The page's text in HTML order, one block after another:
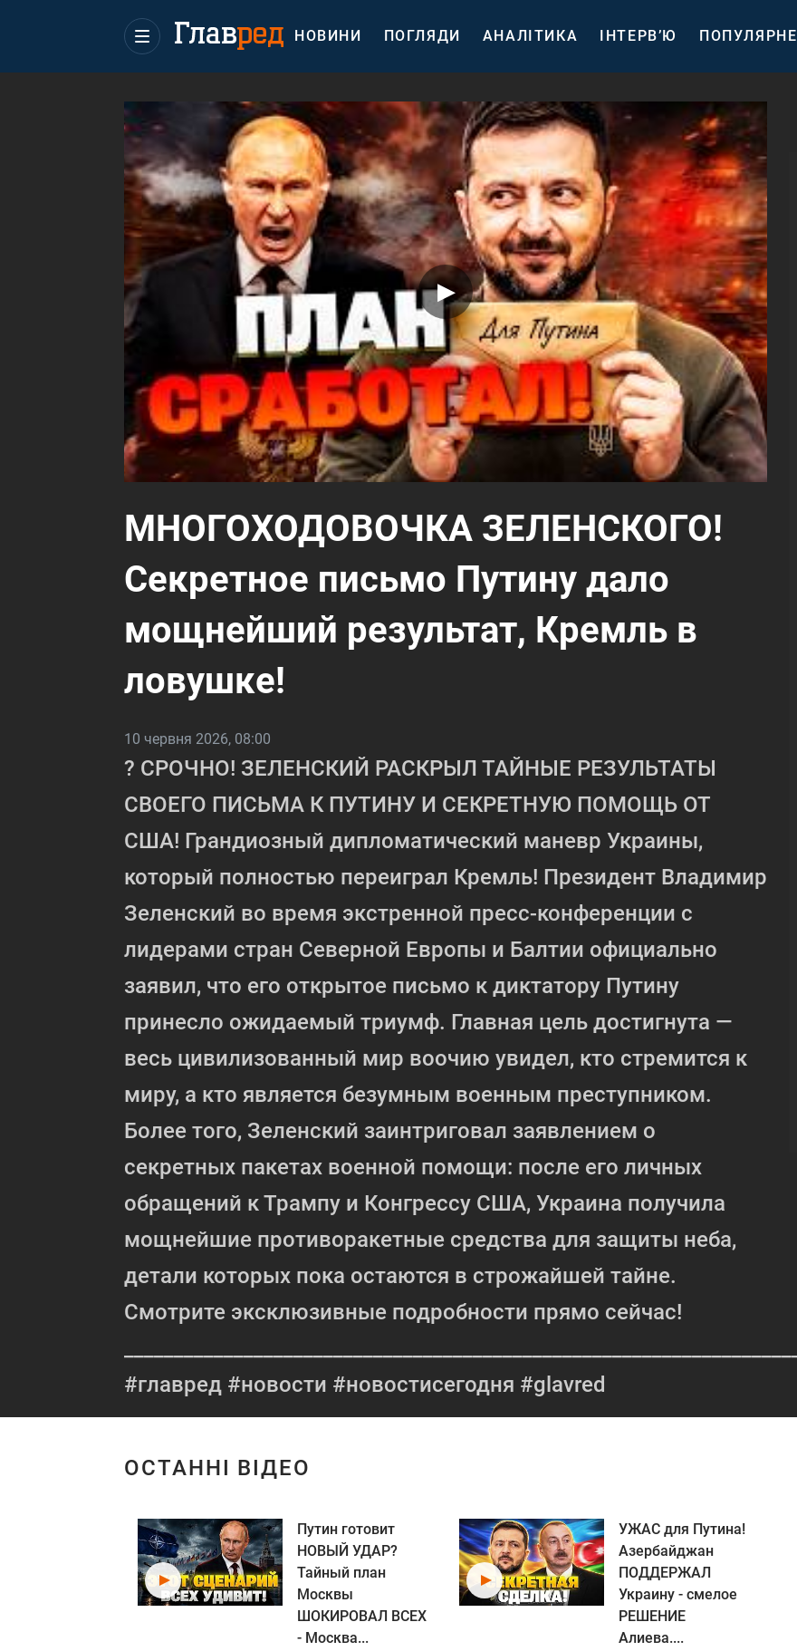
НОВИНИ ПОГЛЯДИ АНАЛІТИКА ІНТЕРВ’Ю ПОПУЛЯРНЕ
МНОГОХОДОВОЧКА ЗЕЛЕНСКОГО!
Секретное письмо Путину дало
мощнейший результат, Кремль в
ловушке!
10 червня 2026, 08:00
? СРОЧНО! ЗЕЛЕНСКИЙ РАСКРЫЛ ТАЙНЫЕ РЕЗУЛЬТАТЫ
СВОЕГО ПИСЬМА К ПУТИНУ И СЕКРЕТНУЮ ПОМОЩЬ ОТ
США! Грандиозный дипломатический маневр Украины,
который полностью переиграл Кремль! Президент Владимир
Зеленский во время экстренной пресс-конференции с
лидерами стран Северной Европы и Балтии официально
заявил, что его открытое письмо к диктатору Путину
принесло ожидаемый триумф. Главная цель достигнута —
весь цивилизованный мир воочию увидел, кто стремится к
миру, а кто является безумным военным преступником.
Более того, Зеленский заинтриговал заявлением о
секретных пакетах военной помощи: после его личных
обращений к Трампу и Конгрессу США, Украина получила
мощнейшие противоракетные средства для защиты неба,
детали которых пока остаются в строжайшей тайне.
Смотрите эксклюзивные подробности прямо сейчас!
#главред #новости #новостисегодня #glavred
ОСТАННІ ВІДЕО
Путин готовит
НОВЫЙ УДАР?
Тайный план
Москвы
ШОКИРОВАЛ ВСЕХ
- Москва...
УЖАС для Путина!
Азербайджан
ПОДДЕРЖАЛ
Украину - смелое
РЕШЕНИЕ
Алиева....